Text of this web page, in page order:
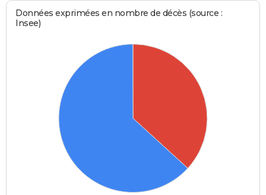
Données exprimées en nombre de décès (source :
Insee)